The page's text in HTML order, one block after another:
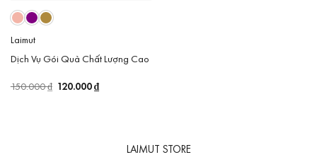
Laimut
Dịch Vụ Gói Quà Chất Lượng Cao
150.000₫ Giá
120.000₫
LAIMUT STORE